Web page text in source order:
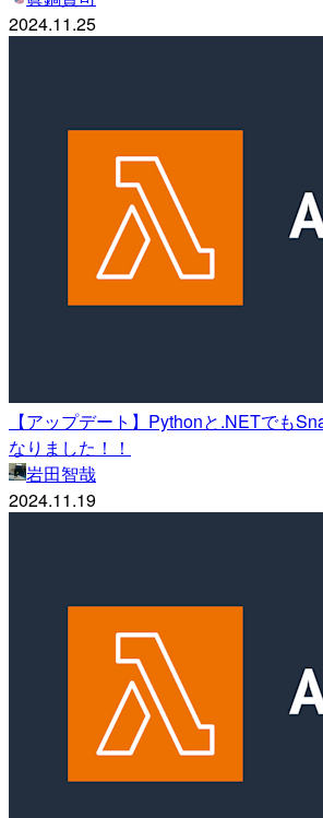
2024.11.25
【アップデート】Pythonと.NETでも
なりました！！
岩田智哉
2024.11.19